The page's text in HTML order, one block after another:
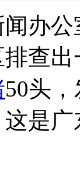
办
查
50头
是